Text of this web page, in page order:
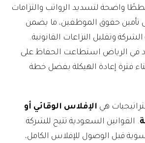
واضحة لتسديد الرواتب والتزامات
تأمين حقوق الموظفين، ما يضمن
وتقليل النزاعات القانونية.
في الرياض استطاعت الحفاظ على
فترة إعادة الهيكلة بفضل خطة
هي الإفلاس الوقائي أو
. القوانين السعودية تتيح للشركة
قبل الوصول للإفلاس الكامل،